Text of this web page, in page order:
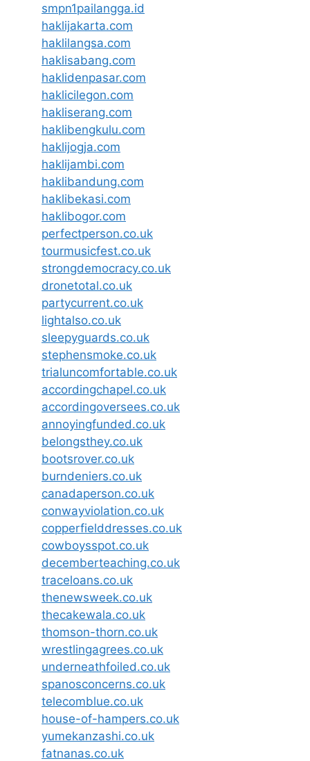
smpn1pailangga.id
haklijakarta.com
haklilangsa.com
haklisabang.com
haklidenpasar.com
haklicilegon.com
hakliserang.com
haklibengkulu.com
haklijogja.com
haklijambi.com
haklibandung.com
haklibekasi.com
haklibogor.com
perfectperson.co.uk
tourmusicfest.co.uk
strongdemocracy.co.uk
dronetotal.co.uk
partycurrent.co.uk
lightalso.co.uk
sleepyguards.co.uk
stephensmoke.co.uk
trialuncomfortable.co.uk
accordingchapel.co.uk
accordingoversees.co.uk
annoyingfunded.co.uk
belongsthey.co.uk
bootsrover.co.uk
burndeniers.co.uk
canadaperson.co.uk
conwayviolation.co.uk
copperfielddresses.co.uk
cowboysspot.co.uk
decemberteaching.co.uk
traceloans.co.uk
thenewsweek.co.uk
thecakewala.co.uk
thomson-thorn.co.uk
wrestlingagrees.co.uk
underneathfoiled.co.uk
spanosconcerns.co.uk
telecomblue.co.uk
house-of-hampers.co.uk
yumekanzashi.co.uk
fatnanas.co.uk